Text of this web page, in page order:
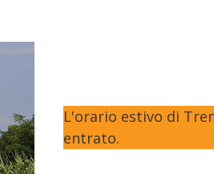
L'orario estivo di
entrato.